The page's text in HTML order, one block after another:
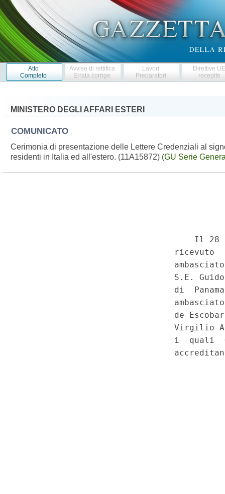
Atto
Completo
Avviso di rettifica
Errata corrige
Lavori
Preparatori
Direttive
recepite
MINISTERO DEGLI AFFARI ESTERI
COMUNICATO
Cerimonia di presentazione delle Lettere Credenziali al
residenti in Italia ed all'estero. (11A15872) (GU Serie